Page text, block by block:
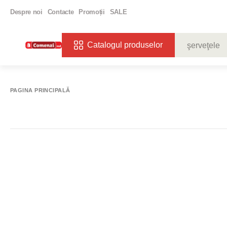
Despre noi Contacte Promoții SALE
Catalogul produselor
PAGINA PRINCIPALĂ